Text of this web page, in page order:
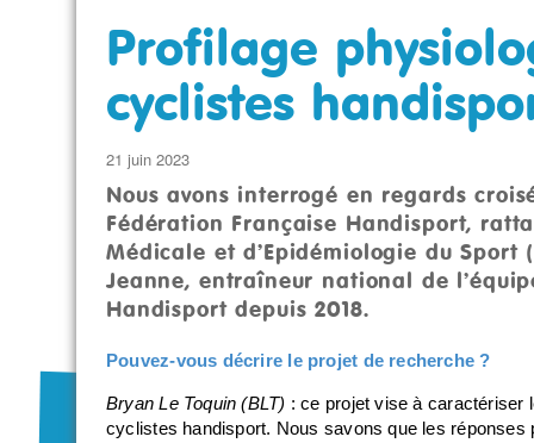
Profilage
cyclistes
21 juin 2023
Nous avons interrogé en regards
Fédération Française Handisport,
Médicale et d’Epidémiologie du Sport
Jeanne, entraîneur national de
Handisport depuis 2018.
Pouvez-vous décrire le projet de recherche ?
Bryan Le Toquin (BLT) : ce projet vise à caractériser
cyclistes handisport. Nous savons que les réponses